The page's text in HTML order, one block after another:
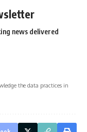
news delivered
the data practices in